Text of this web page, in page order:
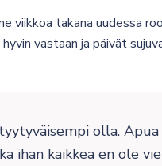
viikkoa takana uudessa
vastaan ja päivät
olla.
ihan kaikkea en ole